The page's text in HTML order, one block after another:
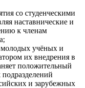
со студенческими
наставнические и
к членам
учёных и
их внедрения в
положительный
и зарубежных